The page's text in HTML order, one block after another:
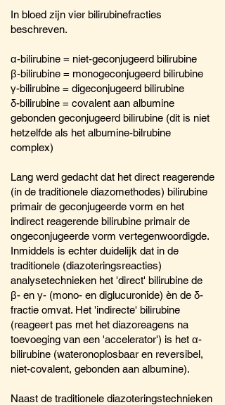
In bloed zijn vier bilirubinefracties
beschreven.
α-bilirubine = niet-geconjugeerd bilirubine
β-bilirubine = monogeconjugeerd bilirubine
γ-bilirubine = digeconjugeerd bilirubine
δ-bilirubine = covalent aan albumine
gebonden geconjugeerd bilirubine (dit is niet
hetzelfde als het albumine-bilrubine
complex)
Lang werd gedacht dat het direct reagerende
(in de traditionele diazomethodes) bilirubine
primair de geconjugeerde vorm en het
indirect reagerende bilirubine primair de
ongeconjugeerde vorm vertegenwoordigde.
Inmiddels is echter duidelijk dat in de
traditionele (diazoteringsreacties)
analysetechnieken het 'direct' bilirubine de
β- en γ- (mono- en diglucuronide) èn de δ-
fractie omvat. Het 'indirecte' bilirubine
(reageert pas met het diazoreagens na
toevoeging van een 'accelerator') is het α-
bilirubine (wateronoplosbaar en reversibel,
niet-covalent, gebonden aan albumine).
Naast de traditionele diazoteringstechnieken